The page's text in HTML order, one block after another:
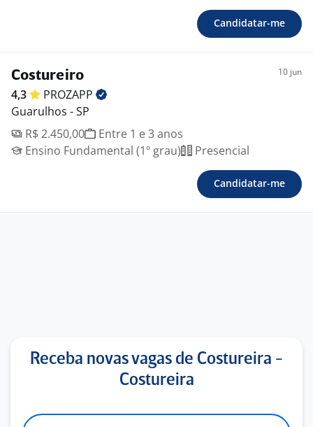
Candidatar-me
Costureiro 10 jun
4,3
PROZAPP
Guarulhos - SP
R$ 2.450,00
Entre 1 e 3 anos
Ensino Fundamental (1º grau)
Presencial
Candidatar-me
Receba novas vagas de Costureira -
Costureira